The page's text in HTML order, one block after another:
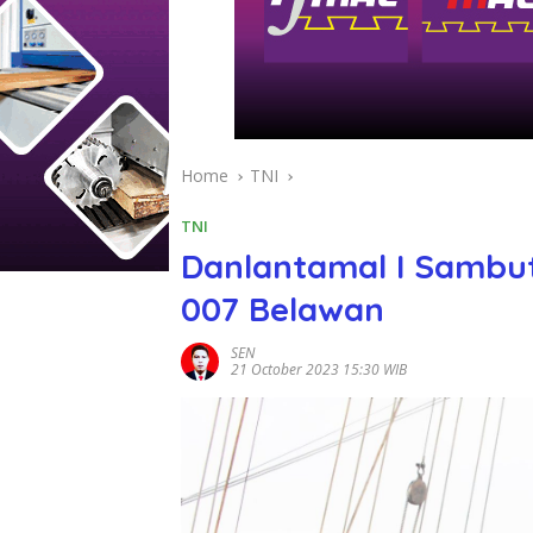
Home TNI
TNI
Danlantamal I
007 Belawan
SEN
21 October 2023 15:30 WIB